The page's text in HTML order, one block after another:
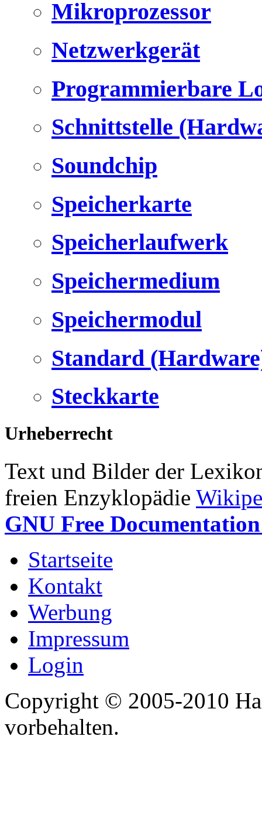
Mikroprozessor
Netzwerkgerät
Programmierbare
Schnittstelle
Soundchip
Speicherkarte
Speicherlaufwerk
Speichermedium
Speichermodul
Standard
Steckkarte
Urheberrecht
Text und Bilder der
freien Enzyklopädie
GNU Free
Startseite
Kontakt
Werbung
Impressum
Login
Copyright © 2005-2010
vorbehalten.